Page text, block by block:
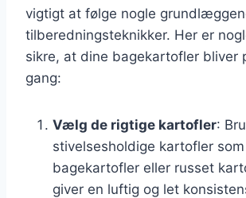
vigtigt at følge nogle
tilberedningsteknikker. Her er
sikre, at dine bagekartofler bliver
gang:
Vælg de rigtige kartofler:
stivelsesholdige kartofler som
bagekartofler eller russet
giver en luftig og let